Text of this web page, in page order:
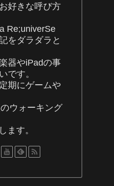
好きな呼び方
Re;univerSe
をダラダラと
器やiPadの事
です。
期にゲームや
ウォーキング
ます。